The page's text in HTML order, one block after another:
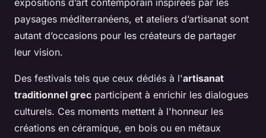
paysages méditerranéens, et ateliers d’artisanat sont
autant d’occasions pour les créateurs de partager
leur vision.
Des festivals tels que ceux dédiés à l'artisanat
traditionnel grec participent à enrichir les dialogues
culturels. Ces moments mettent à l'honneur les
créations en céramique, en bois ou en métaux